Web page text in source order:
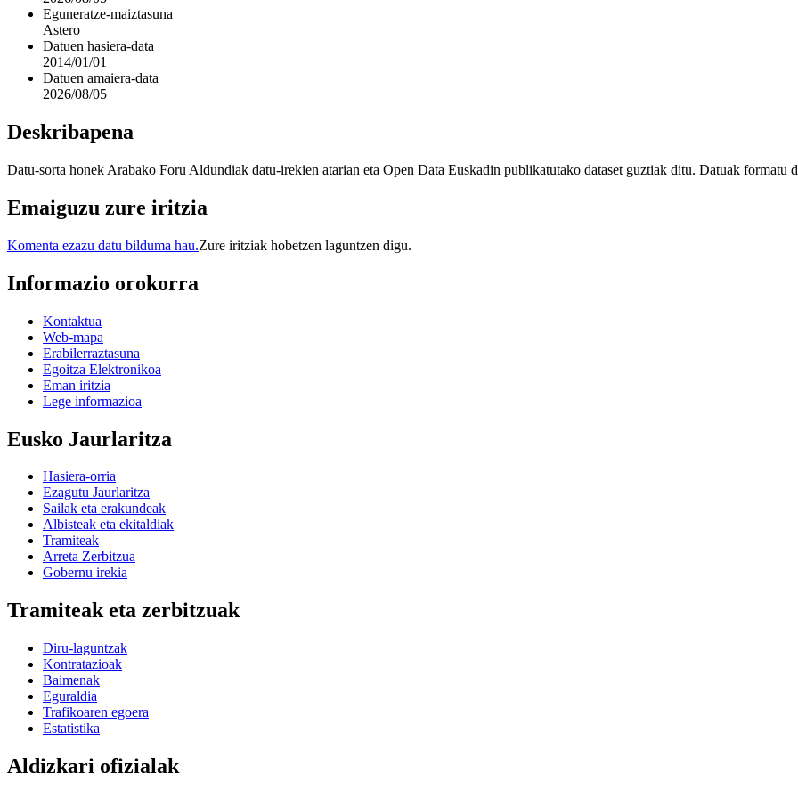
Eguneratze-maiztasuna
Astero
Datuen hasiera-data
2014/01/01
Datuen amaiera-data
2026/08/05
Deskribapena
Datu-sorta honek Arabako Foru Aldundiak datu-irekien atarian eta Open Data Euskadin publikatutako dataset guztiak ditu. Datuak formatu
Emaiguzu zure iritzia
Komenta ezazu datu bilduma hau.Zure iritziak hobetzen laguntzen digu.
Informazio orokorra
Kontaktua
Web-mapa
Erabilerraztasuna
Egoitza Elektronikoa
Eman iritzia
Lege informazioa
Eusko Jaurlaritza
Hasiera-orria
Ezagutu Jaurlaritza
Sailak eta erakundeak
Albisteak eta ekitaldiak
Tramiteak
Arreta Zerbitzua
Gobernu irekia
Tramiteak eta zerbitzuak
Diru-laguntzak
Kontratazioak
Baimenak
Eguraldia
Trafikoaren egoera
Estatistika
Aldizkari ofizialak